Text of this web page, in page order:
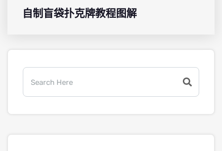
自制盲袋扑克牌教程图解